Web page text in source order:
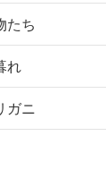
たち
れ
ガニ